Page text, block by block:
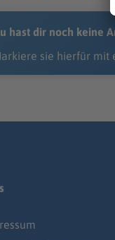
hast dir noch keine
sie hierfür mit